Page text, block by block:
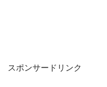
スポンサードリンク